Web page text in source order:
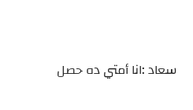
سعاد :انا أمتي ده حصل